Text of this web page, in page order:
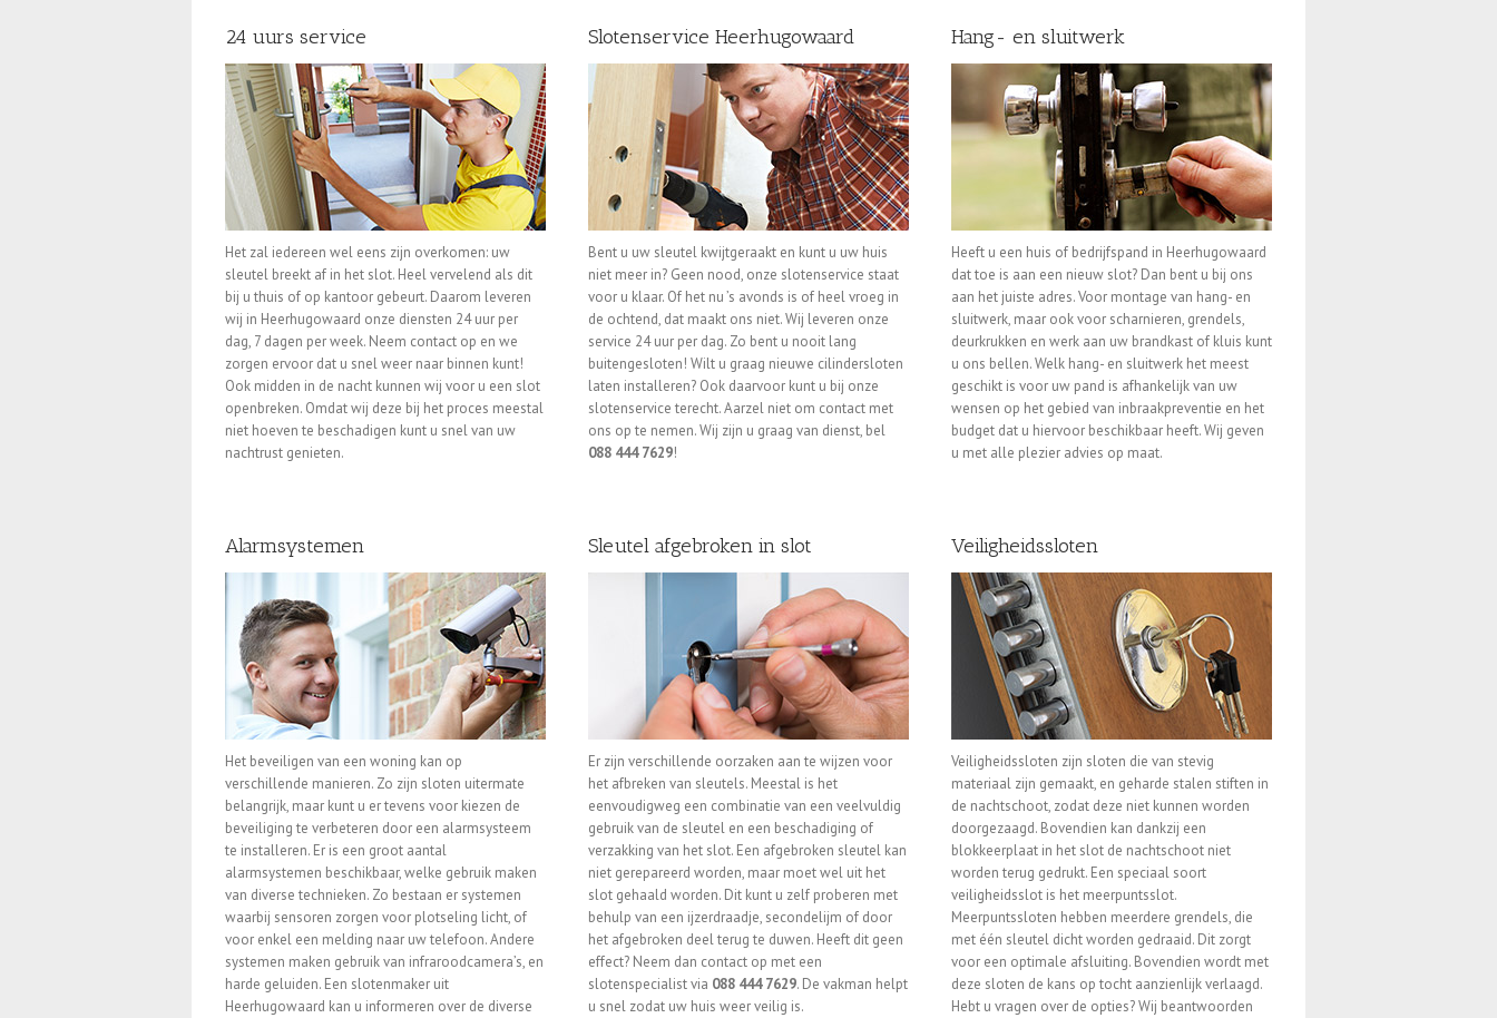
24 uurs service
Het zal iedereen wel eens zijn overkomen: uw
sleutel breekt af in het slot. Heel vervelend als dit
bij u thuis of op kantoor gebeurt. Daarom leveren
wij in Heerhugowaard onze diensten 24 uur per
dag, 7 dagen per week. Neem contact op en we
zorgen ervoor dat u snel weer naar binnen kunt!
Ook midden in de nacht kunnen wij voor u een slot
openbreken. Omdat wij deze bij het proces meestal
niet hoeven te beschadigen kunt u snel van uw
nachtrust genieten.
Slotenservice Heerhugowaard
Bent u uw sleutel kwijtgeraakt en kunt u uw huis
niet meer in? Geen nood, onze slotenservice staat
voor u klaar. Of het nu ’s avonds is of heel vroeg in
de ochtend, dat maakt ons niet. Wij leveren onze
service 24 uur per dag. Zo bent u nooit lang
buitengesloten! Wilt u graag nieuwe cilindersloten
laten installeren? Ook daarvoor kunt u bij onze
slotenservice terecht. Aarzel niet om contact met
ons op te nemen. Wij zijn u graag van dienst, bel
088 444 7629!
Hang- en sluitwerk
Heeft u een huis of bedrijfspand in Heerhugowaard
dat toe is aan een nieuw slot? Dan bent u bij ons
aan het juiste adres. Voor montage van hang- en
sluitwerk, maar ook voor scharnieren, grendels,
deurkrukken en werk aan uw brandkast of kluis kunt
u ons bellen. Welk hang- en sluitwerk het meest
geschikt is voor uw pand is afhankelijk van uw
wensen op het gebied van inbraakpreventie en het
budget dat u hiervoor beschikbaar heeft. Wij geven
u met alle plezier advies op maat.
Alarmsystemen
Het beveiligen van een woning kan op
verschillende manieren. Zo zijn sloten uitermate
belangrijk, maar kunt u er tevens voor kiezen de
beveiliging te verbeteren door een alarmsysteem
te installeren. Er is een groot aantal
alarmsystemen beschikbaar, welke gebruik maken
van diverse technieken. Zo bestaan er systemen
waarbij sensoren zorgen voor plotseling licht, of
voor enkel een melding naar uw telefoon. Andere
systemen maken gebruik van infraroodcamera’s, en
harde geluiden. Een slotenmaker uit
Heerhugowaard kan u informeren over de diverse
Sleutel afgebroken in slot
Er zijn verschillende oorzaken aan te wijzen voor
het afbreken van sleutels. Meestal is het
eenvoudigweg een combinatie van een veelvuldig
gebruik van de sleutel en een beschadiging of
verzakking van het slot. Een afgebroken sleutel kan
niet gerepareerd worden, maar moet wel uit het
slot gehaald worden. Dit kunt u zelf proberen met
behulp van een ijzerdraadje, secondelijm of door
het afgebroken deel terug te duwen. Heeft dit geen
effect? Neem dan contact op met een
slotenspecialist via 088 444 7629. De vakman helpt
u snel zodat uw huis weer veilig is.
Veiligheidssloten
Veiligheidssloten zijn sloten die van stevig
materiaal zijn gemaakt, en geharde stalen stiften in
de nachtschoot, zodat deze niet kunnen worden
doorgezaagd. Bovendien kan dankzij een
blokkeerplaat in het slot de nachtschoot niet
worden terug gedrukt. Een speciaal soort
veiligheidsslot is het meerpuntsslot.
Meerpuntssloten hebben meerdere grendels, die
met één sleutel dicht worden gedraaid. Dit zorgt
voor een optimale afsluiting. Bovendien wordt met
deze sloten de kans op tocht aanzienlijk verlaagd.
Hebt u vragen over de opties? Wij beantwoorden